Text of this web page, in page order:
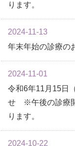
ります。
2024-11-13
年末年始の診療の
2024-11-01
令和6年11月15日
せ ※午後の診療開
ります。
2024-10-22